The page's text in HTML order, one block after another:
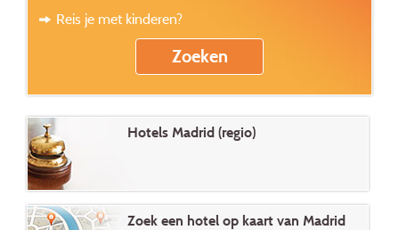
Reis je met kinderen?
Hotels Madrid (regio)
Zoek een hotel op kaart van Madrid